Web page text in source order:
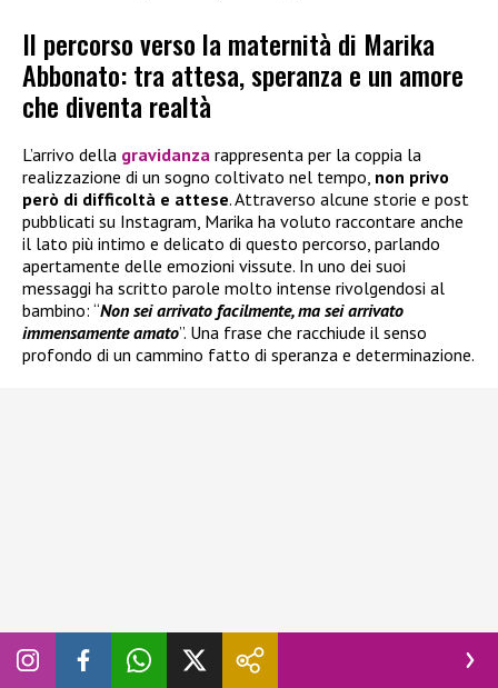
Il percorso verso la maternità di Marika
Abbonato: tra attesa, speranza e un amore
che diventa realtà
L’arrivo della gravidanza rappresenta per la coppia la
realizzazione di un sogno coltivato nel tempo, non privo
però di difficoltà e attese. Attraverso alcune storie e post
pubblicati su Instagram, Marika ha voluto raccontare anche
il lato più intimo e delicato di questo percorso, parlando
apertamente delle emozioni vissute. In uno dei suoi
messaggi ha scritto parole molto intense rivolgendosi al
bambino: “Non sei arrivato facilmente, ma sei arrivato
immensamente amato”. Una frase che racchiude il senso
profondo di un cammino fatto di speranza e determinazione.